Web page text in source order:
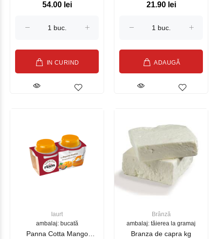
54.00 lei
IN CURIND
21.90 lei
ADAUGĂ
Iaurt
ambalaj: bucată
Panna Cotta Mango
Brânză
ambalaj: tăierea la gramaj
Branza de capra kg